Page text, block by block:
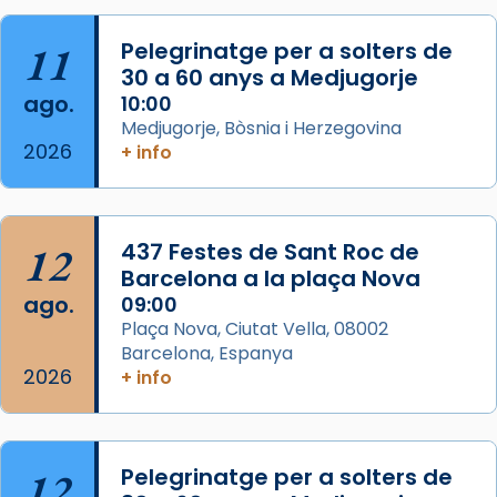
Foto
View on Facebook · Share
Arquebisbat de Barcelona
2 weeks ago
Acompanyant la història de sant Cugat, a
partir de l’Edat Mitjana sorgeix la tradició
que les santes Juliana (“relatiu a Júlia”) i
Semproniana (“relatiu a Semprònia =
eterna”) són deixebles seves. I l’any 1667, el
frare Joan Gaspar Roig, afirma en una obra
que les santes són filles de l’antiga Iluro.
Mataró en reivindicarà les relíq
11
ago.
2026
Pelegrinatge per a solters de
30 a 60 anys a Medjugorje
10:00
Medjugorje, Bòsnia i Herzegovina
+ info
12
ago.
2026
437 Festes de Sant Roc de
Barcelona a la plaça Nova
09:00
Plaça Nova, Ciutat Vella, 08002
Barcelona, Espanya
+ info
Pelegrinatge per a solters de